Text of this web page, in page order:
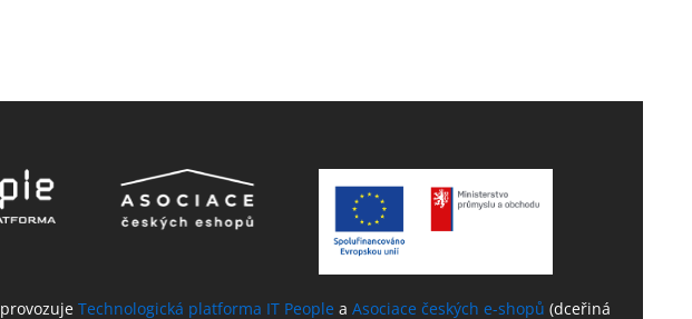
provozujeTechnologická platforma IT People aAsociace českých e-shopů (dceřiná